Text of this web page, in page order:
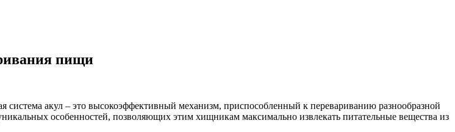
пищи
система акул – это высокоэффективный механизм, приспособленный к перевариванию разнообразной
особенностей, позволяющих этим хищникам максимально извлекать питательные вещества из